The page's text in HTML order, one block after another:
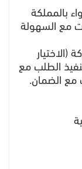
بالمملكة
مع السهولة
الطلب مع
مع الضمان.